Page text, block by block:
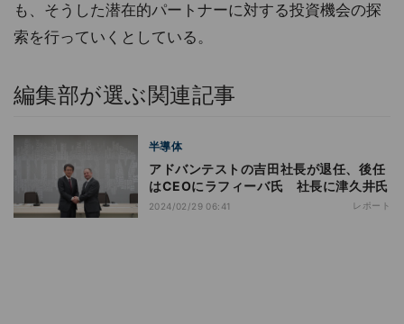
も、そうした潜在的パートナーに対する投資機会の探
索を行っていくとしている。
編集部が選ぶ関連記事
半導体
アドバンテストの吉田社長が退任、後任
はCEOにラフィーバ氏 社長に津久井氏
2024/02/29 06:41 レポート